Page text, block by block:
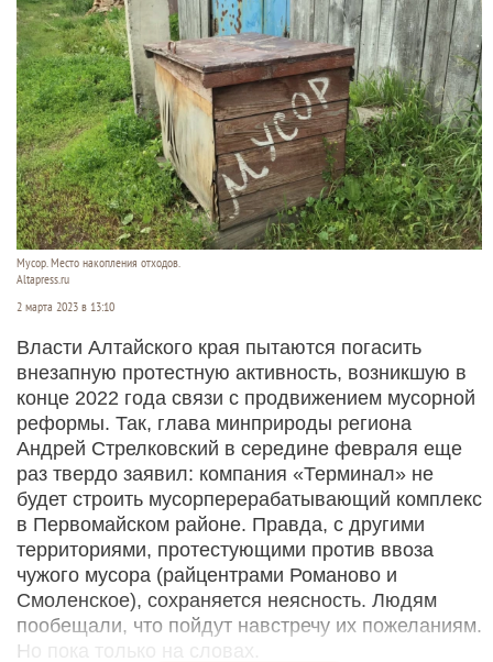
Мусор. Место накопления отходов.
Altapress.ru
2 марта 2023 в 13:10
Власти Алтайского края пытаются погасить
внезапную протестную активность, возникшую в
конце 2022 года связи с продвижением мусорной
реформы. Так, глава минприроды региона
Андрей Стрелковский в середине февраля еще
раз твердо заявил: компания «Терминал» не
будет строить мусорперерабатывающий комплекс
в Первомайском районе. Правда, с другими
территориями, протестующими против ввоза
чужого мусора (райцентрами Романово и
Смоленское), сохраняется неясность. Людям
пообещали, что пойдут навстречу их пожеланиям.
Но пока только на словах.